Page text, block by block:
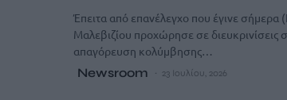
Έπειτα από επανέλεγχο που έγινε
Μαλεβιζίου προχώρησε σε διευκρινίσεις
απαγόρευση κολύμβησης…
Newsroom 23 Ιουλίου, 2026